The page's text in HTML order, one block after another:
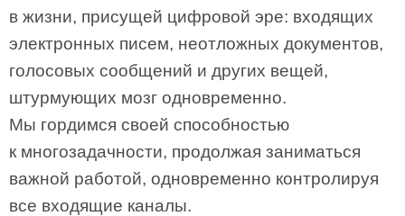
в жизни, присущей цифровой эре: входящих
электронных писем, неотложных документов,
голосовых сообщений и других вещей,
штурмующих мозг одновременно.
Мы гордимся своей способностью
к многозадачности, продолжая заниматься
важной работой, одновременно контролируя
все входящие каналы.